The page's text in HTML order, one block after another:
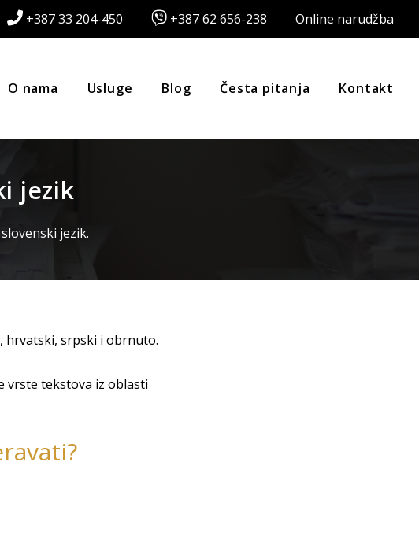
+387 33 204-450 +387 62 656-238 Online narudžba
O nama Usluge Blog Česta pitanja Kontakt
jezik
jezik.
hrvatski, srpski i obrnuto.
vrste tekstova iz oblasti